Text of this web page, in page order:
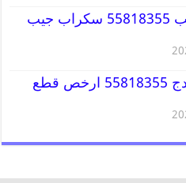
قطع غيار جيب 55818355 سكراب جيب
قطع غيار دودج 55818355 ارخص قطع